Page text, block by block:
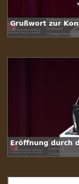
Grußwort zur
Eröffnung durch